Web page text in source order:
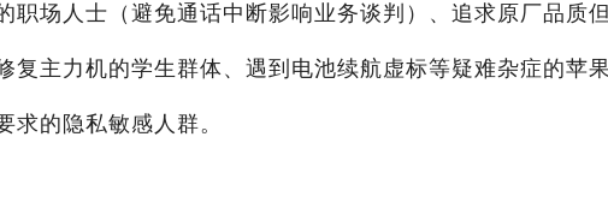
职场人士（避免通话中断影响业务谈判）、追求原厂品质
复主力机的学生群体、遇到电池续航虚标等疑难杂症的苹
求的隐私敏感人群。